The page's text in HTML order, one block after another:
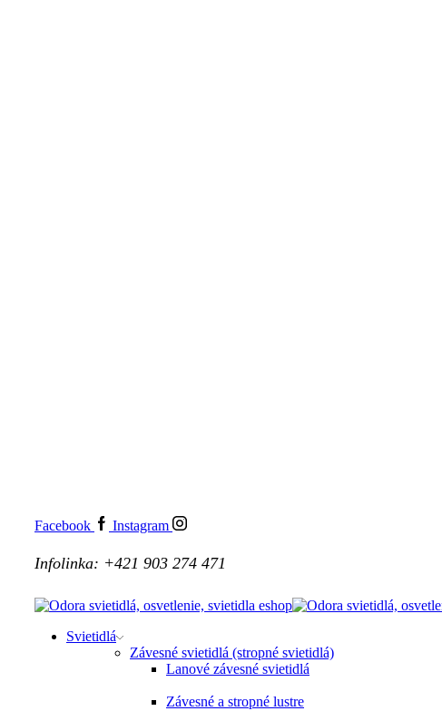
Facebook Instagram
Infolinka: +421 903 274 471
Svietidlá
Závesné svietidlá (stropné svietidlá)
Lanové závesné svietidlá
Závesné a stropné lustre